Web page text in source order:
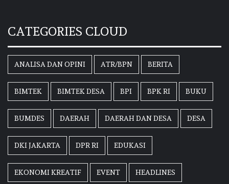
CATEGORIES CLOUD
ANALISA DAN OPINI ATR/BPN BERITA
BIMTEK BIMTEK DESA BPI BPK RI BUKU
BUMDES DAERAH DAERAH DAN DESA DESA
DKI JAKARTA DPR RI EDUKASI
EKONOMI KREATIF EVENT HEADLINES